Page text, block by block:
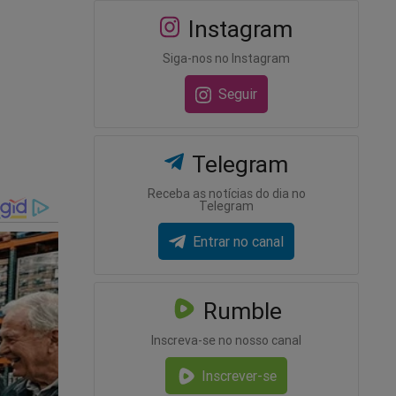
a
por
Instagram
Siga-nos no Instagram
Seguir
Telegram
Receba as notícias do dia no
Telegram
Entrar no canal
Rumble
Inscreva-se no nosso canal
Inscrever-se